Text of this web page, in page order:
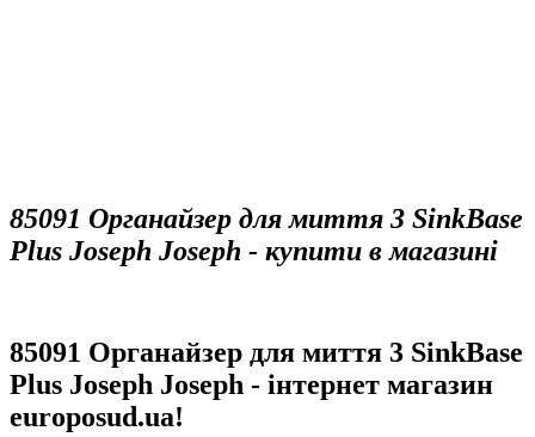
85091 Органайзер для миття 3 SinkBase
Plus Joseph Joseph - купити в магазині
85091 Органайзер для миття 3 SinkBase
Plus Joseph Joseph - інтернет магазин
europosud.ua!